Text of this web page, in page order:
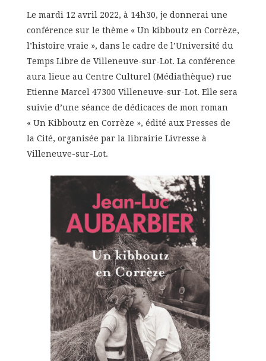
Le mardi 12 avril 2022, à 14h30, je donnerai une
conférence sur le thème « Un kibboutz en Corrèze,
l’histoire vraie », dans le cadre de l’Université du
Temps Libre de Villeneuve-sur-Lot. La conférence
aura lieue au Centre Culturel (Médiathèque) rue
Etienne Marcel 47300 Villeneuve-sur-Lot. Elle sera
suivie d’une séance de dédicaces de mon roman
« Un Kibboutz en Corrèze », édité aux Presses de
la Cité, organisée par la librairie Livresse à
Villeneuve-sur-Lot.